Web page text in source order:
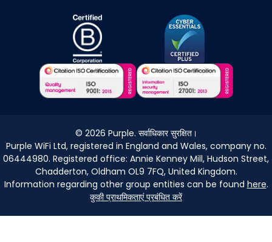
© 2026 Purple. सर्वाधिकार सुरक्षित।
Purple WiFi Ltd, registered in England and Wales, company no.
06444980. Registered office: Annie Kenney Mill, Hudson Street,
Chadderton, Oldham OL9 7FQ, United Kingdom.
Information regarding other group entities can be found here.
कुकी प्राथमिकताएं प्रबंधित करें